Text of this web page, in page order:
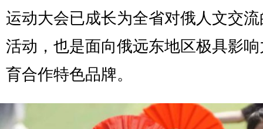
运动大会已成长为全省对俄人文交
活动，也是面向俄远东地区极具影
育合作特色品牌。